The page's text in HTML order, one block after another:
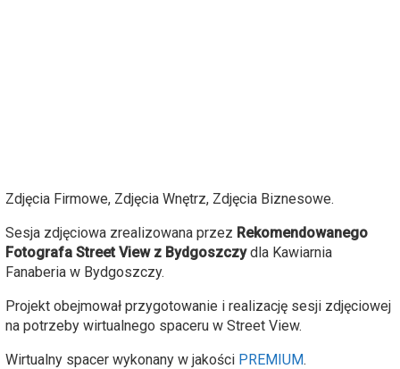
Zdjęcia Firmowe, Zdjęcia Wnętrz, Zdjęcia Biznesowe.
Sesja zdjęciowa zrealizowana przez Rekomendowanego
Fotografa Street View z Bydgoszczydla Kawiarnia
Fanaberia w Bydgoszczy.
Projekt obejmował przygotowanie i realizację sesji zdjęciowej
na potrzeby wirtualnego spaceru w Street View.
Wirtualny spacer wykonany w jakości PREMIUM.